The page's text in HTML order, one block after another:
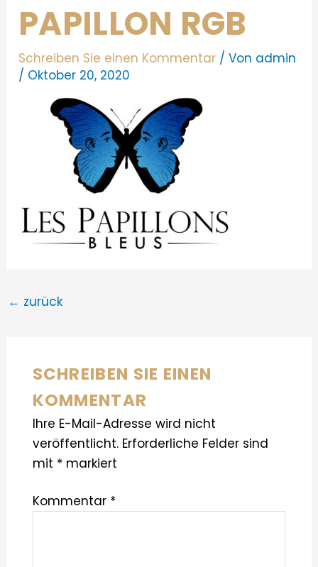
PAPILLON RGB
Schreiben Sie einen Kommentar / Von admin
/ Oktober 20, 2020
← zurück
SCHREIBEN SIE EINEN
KOMMENTAR
Ihre E-Mail-Adresse wird nicht
veröffentlicht. Erforderliche Felder sind
mit * markiert
Kommentar *